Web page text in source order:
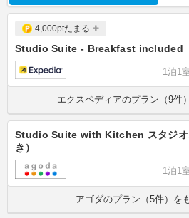
4,000ptたまる
Studio Suite - Breakfast included
1泊1
エクスペディアのプラン（9件
Studio Suite with Kitchen スタジオスイート（キッチン付
き）
1泊1
アゴダのプラン（5件）を